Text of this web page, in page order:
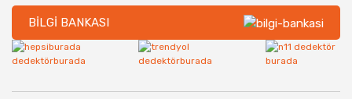
BİLGİ BANKASI